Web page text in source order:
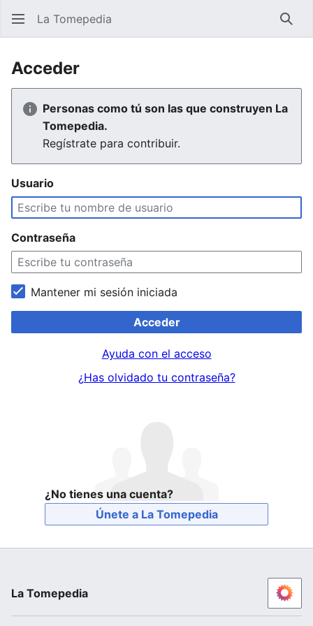
La Tomepedia
Acceder
Personas como tú son las que construyen La
Tomepedia.
Regístrate para contribuir.
Usuario
Contraseña
Mantener mi sesión iniciada
Acceder
Ayuda con el acceso
¿Has olvidado tu contraseña?
¿No tienes una cuenta?
Únete a La Tomepedia
La Tomepedia